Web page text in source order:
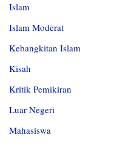
Islam
Islam Moderat
Kebangkitan Islam
Kisah
Kritik Pemikiran
Luar Negeri
Mahasiswa